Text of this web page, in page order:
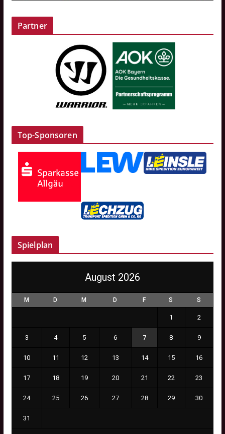
Partner
Top-Sponsoren
Spielplan
August 2026
M D M D F S S
1 2
3 4 5 6 7 8 9
10 11 12 13 14 15 16
17 18 19 20 21 22 23
24 25 26 27 28 29 30
31